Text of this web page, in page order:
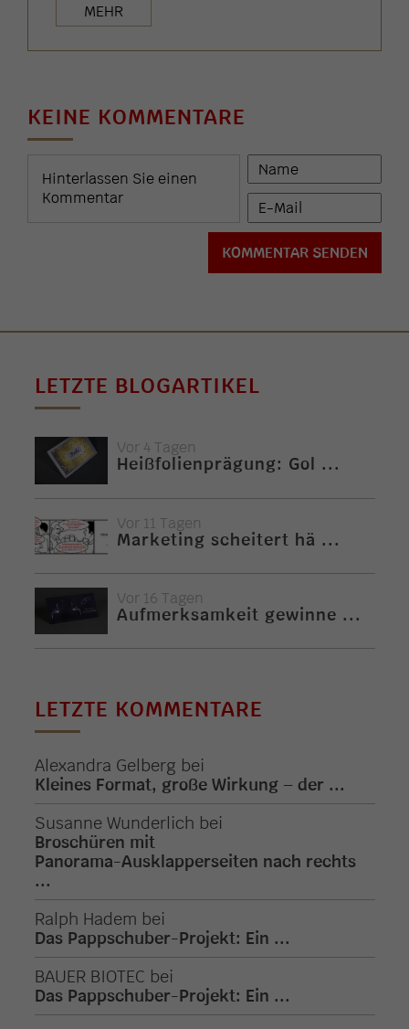
MEHR
KEINE KOMMENTARE
LETZTE BLOGARTIKEL
Vor 4 Tagen
Heißfolienprägung: Gol ...
Vor 11 Tagen
Marketing scheitert hä ...
Vor 16 Tagen
Aufmerksamkeit gewinne ...
LETZTE KOMMENTARE
Alexandra Gelberg bei
Kleines Format, große Wirkung – der ...
Susanne Wunderlich bei
Broschüren mit
Panorama-Ausklapperseiten nach rechts
...
Ralph Hadem bei
Das Pappschuber-Projekt: Ein ...
BAUER BIOTEC bei
Das Pappschuber-Projekt: Ein ...